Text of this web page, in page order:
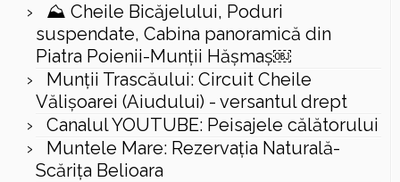
⛰️ Cheile Bicăjelului, Poduri
suspendate, Cabina panoramică din
Piatra Poienii-Munții Hășmaș￼
Munții Trascăului: Circuit Cheile
Vălișoarei (Aiudului) - versantul drept
Canalul YOUTUBE: Peisajele călătorului
Muntele Mare: Rezervaţia Naturală-
Scăriţa Belioara